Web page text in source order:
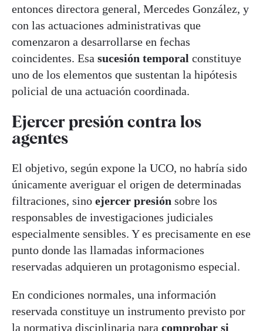
entonces directora general, Mercedes González, y
con las actuaciones administrativas que
comenzaron a desarrollarse en fechas
coincidentes. Esa sucesión temporal constituye
uno de los elementos que sustentan la hipótesis
policial de una actuación coordinada.
Ejercer presión contra los
agentes
El objetivo, según expone la UCO, no habría sido
únicamente averiguar el origen de determinadas
filtraciones, sino ejercer presión sobre los
responsables de investigaciones judiciales
especialmente sensibles. Y es precisamente en ese
punto donde las llamadas informaciones
reservadas adquieren un protagonismo especial.
En condiciones normales, una información
reservada constituye un instrumento previsto por
la normativa disciplinaria para comprobar si